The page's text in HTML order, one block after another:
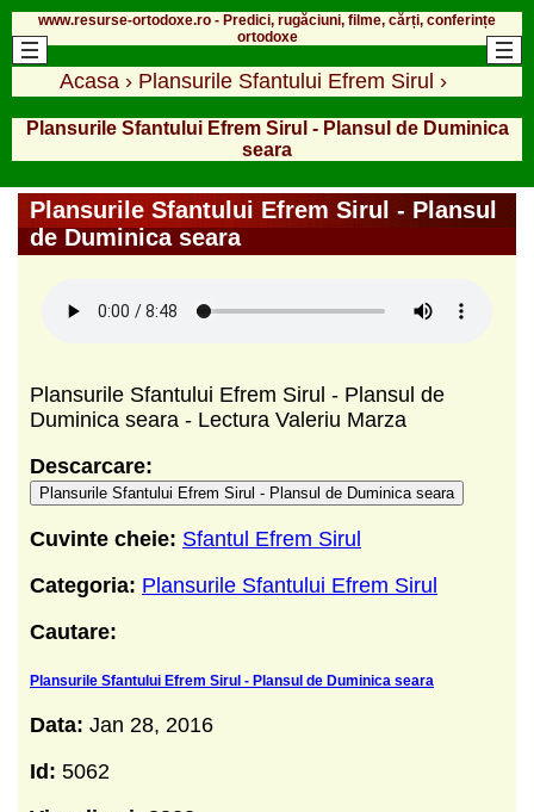
www.resurse-ortodoxe.ro - Predici, rugăciuni, filme, cărți, conferințe
ortodoxe
Acasa › Plansurile Sfantului Efrem Sirul ›
Plansurile Sfantului Efrem Sirul - Plansul de Duminica
seara
Plansurile Sfantului Efrem Sirul - Plansul
de Duminica seara
Plansurile Sfantului Efrem Sirul - Plansul de
Duminica seara - Lectura Valeriu Marza
Descarcare:
Plansurile Sfantului Efrem Sirul - Plansul de Duminica seara
Cuvinte cheie: Sfantul Efrem Sirul
Categoria: Plansurile Sfantului Efrem Sirul
Cautare:
Plansurile Sfantului Efrem Sirul - Plansul de Duminica seara
Data: Jan 28, 2016
Id: 5062